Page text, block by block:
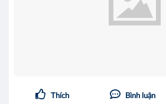
Thích Bình luận